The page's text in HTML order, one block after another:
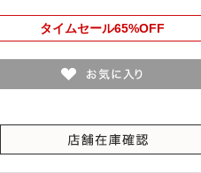
タイムセール65%OFF